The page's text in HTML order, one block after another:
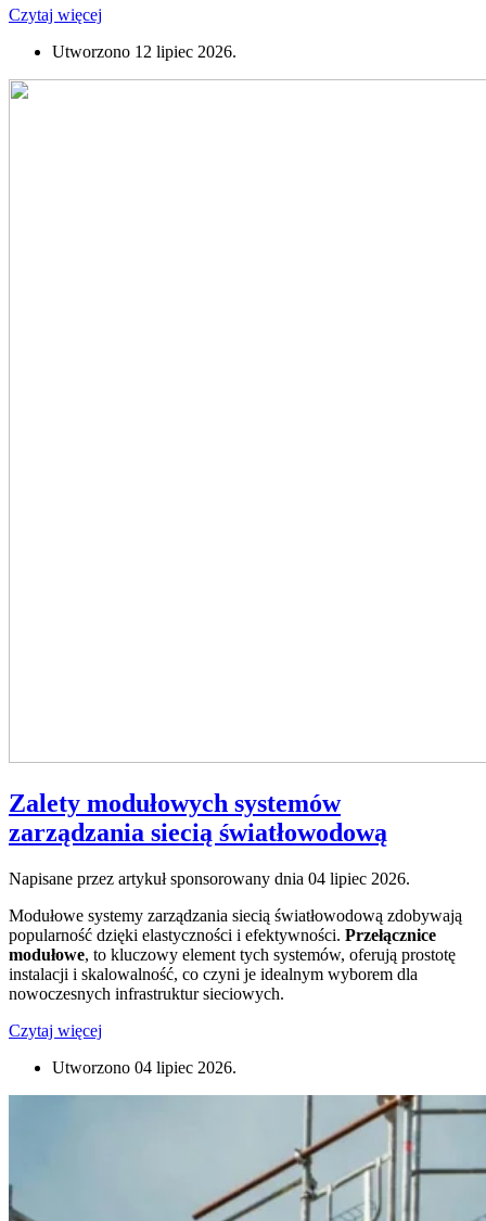
Czytaj więcej
Utworzono 12 lipiec 2026.
Zalety modułowych systemów
zarządzania siecią światłowodową
Napisane przez artykuł sponsorowany dnia 04 lipiec 2026.
Modułowe systemy zarządzania siecią światłowodową zdobywają
popularność dzięki elastyczności i efektywności. Przełącznice
modułowe, to kluczowy element tych systemów, oferują prostotę
instalacji i skalowalność, co czyni je idealnym wyborem dla
nowoczesnych infrastruktur sieciowych.
Czytaj więcej
Utworzono 04 lipiec 2026.